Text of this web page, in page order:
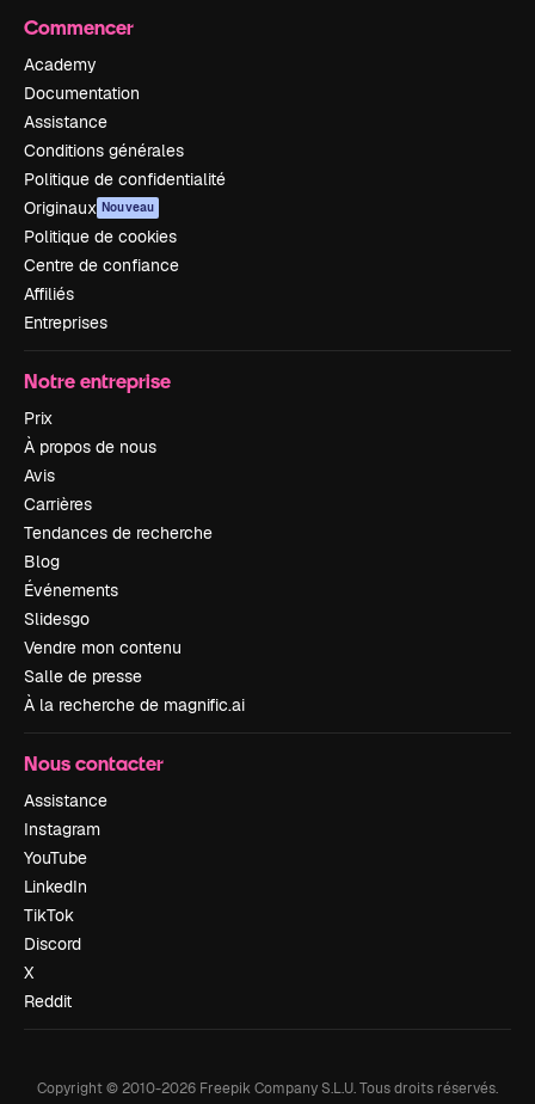
Commencer
Academy
Documentation
Assistance
Conditions générales
Politique de confidentialité
Originaux Nouveau
Politique de cookies
Centre de confiance
Affiliés
Entreprises
Notre entreprise
Prix
À propos de nous
Avis
Carrières
Tendances de recherche
Blog
Événements
Slidesgo
Vendre mon contenu
Salle de presse
À la recherche de magnific.ai
Nous contacter
Assistance
Instagram
YouTube
LinkedIn
TikTok
Discord
X
Reddit
Copyright © 2010-2026 Freepik Company S.L.U.Tous droits réservés.